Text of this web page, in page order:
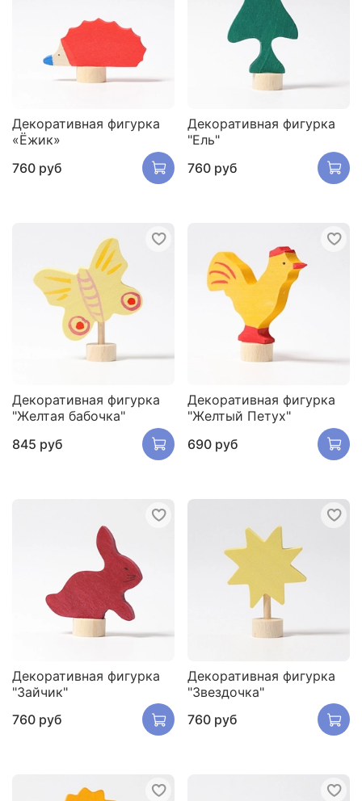
Декоративная фигурка
«Ёжик»
760 руб
Декоративная фигурка
"Ель"
760 руб
Декоративная фигурка
"Желтая бабочка"
845 руб
Декоративная фигурка
"Желтый Петух"
690 руб
Декоративная фигурка
"Зайчик"
760 руб
Декоративная фигурка
"Звездочка"
760 руб